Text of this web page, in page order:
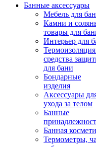
Банные аксессуары
Мебель для
Камни и
товары для
Интерьер для
средства
для бани
Бондарные
изделия
Аксеcсуары
ухода за телом
Банные
Банная
Термометры,